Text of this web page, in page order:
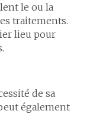
le ou la
traitements.
lieu pour
de sa
également